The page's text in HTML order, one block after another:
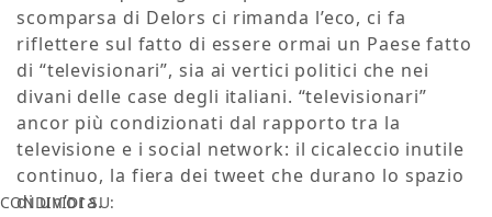
scomparsa di Delors ci rimanda l’eco, ci fa
riflettere sul fatto di essere ormai un Paese fatto
di “televisionari”, sia ai vertici politici che nei
divani delle case degli italiani. “televisionari”
ancor più condizionati dal rapporto tra la
televisione e i social network: il cicaleccio inutile
continuo, la fiera dei tweet che durano lo spazio
di un’ora.
CONDIVIDI SU: